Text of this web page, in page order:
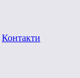
Контакти